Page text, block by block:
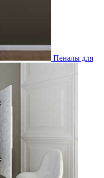
Пеналы для